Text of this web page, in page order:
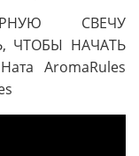
СВЕЧУ
ЧТОБЫ НАЧАТЬ
AromaRules